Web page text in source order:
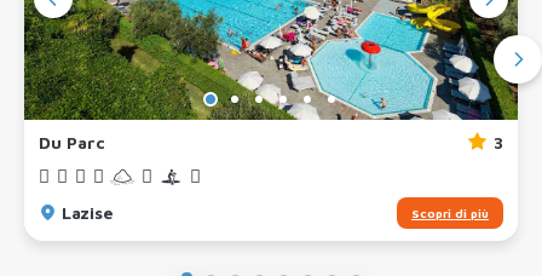
Du Parc 3
Lazise Scopri di più